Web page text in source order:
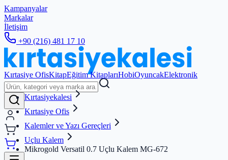
Kampanyalar
Markalar
İletişim
+90 (216) 481 17 10
Kırtasiye OfisKitapEğitim KitaplarıHobiOyuncakElektronik
Kırtasiyekalesi
Kırtasiye Ofis
Kalemler ve Yazı Gereçleri
Uçlu Kalem
Mikrogold Versatil 0.7 Uçlu Kalem MG-672